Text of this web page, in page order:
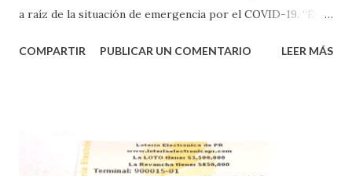
a raíz de la situación de emergencia por el COVID-19. “En
proteger la salud de nuestros empleados, vendedores y
instantáneos”, indicó López. Sobre el sorteo de Powerball,
López explicó que el mismo se continuará realizando en los
COMPARTIR PUBLICAR UN COMENTARIO LEER MÁS